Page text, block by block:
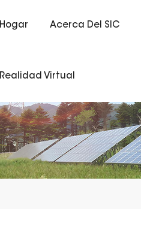
Hogar Acerca Del SIC
Realidad Virtual